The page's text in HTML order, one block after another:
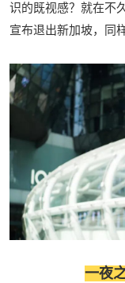
识的既视感？就在不
宣布退出新加坡，同
一夜